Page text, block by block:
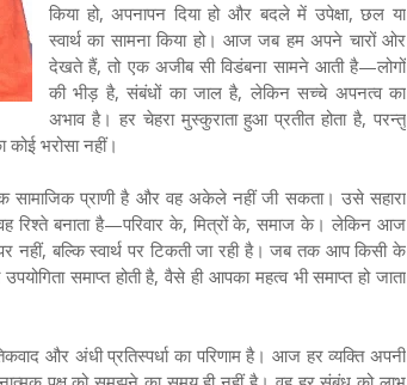
किया हो, अपनापन दिया हो और बदले में उपेक्षा, छल या
स्वार्थ का सामना किया हो। आज जब हम अपने चारों ओर
देखते हैं, तो एक अजीब सी विडंबना सामने आती है—लोगों
की भीड़ है, संबंधों का जाल है, लेकिन सच्चे अपनत्व का
अभाव है। हर चेहरा मुस्कुराता हुआ प्रतीत होता है, परन्तु
भरोसा नहीं।
सामाजिक प्राणी है और वह अकेले नहीं जी सकता। उसे सहारा
वह रिश्ते बनाता है—परिवार के, मित्रों के, समाज के। लेकिन आज
नहीं, बल्कि स्वार्थ पर टिकती जा रही है। जब तक आप किसी के
समाप्त होती है, वैसे ही आपका महत्व भी समाप्त हो जाता
और अंधी प्रतिस्पर्धा का परिणाम है। आज हर व्यक्ति अपनी